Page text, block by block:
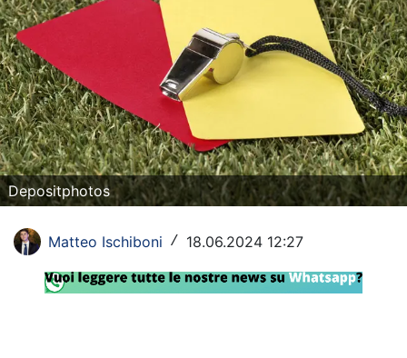
Social
Calcio
Serie A
Champions League
Europa League
Altri Sport
Formula 1
Tennis
Depositphotos
Matteo Ischiboni / 18.06.2024 12:27